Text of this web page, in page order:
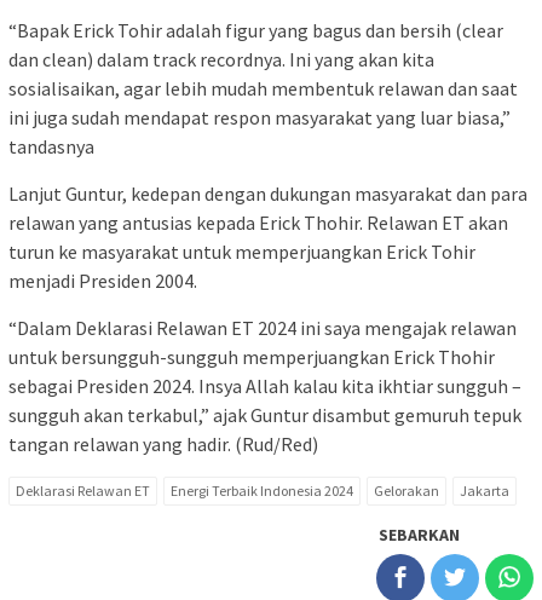
“Bapak Erick Tohir adalah figur yang bagus dan bersih (clear
dan clean) dalam track recordnya. Ini yang akan kita
sosialisaikan, agar lebih mudah membentuk relawan dan saat
ini juga sudah mendapat respon masyarakat yang luar biasa,”
tandasnya
Lanjut Guntur, kedepan dengan dukungan masyarakat dan para
relawan yang antusias kepada Erick Thohir. Relawan ET akan
turun ke masyarakat untuk memperjuangkan Erick Tohir
menjadi Presiden 2004.
“Dalam Deklarasi Relawan ET 2024 ini saya mengajak relawan
untuk bersungguh-sungguh memperjuangkan Erick Thohir
sebagai Presiden 2024. Insya Allah kalau kita ikhtiar sungguh –
sungguh akan terkabul,” ajak Guntur disambut gemuruh tepuk
tangan relawan yang hadir. (Rud/Red)
Deklarasi Relawan ET Energi Terbaik Indonesia 2024 Gelorakan Jakarta
SEBARKAN